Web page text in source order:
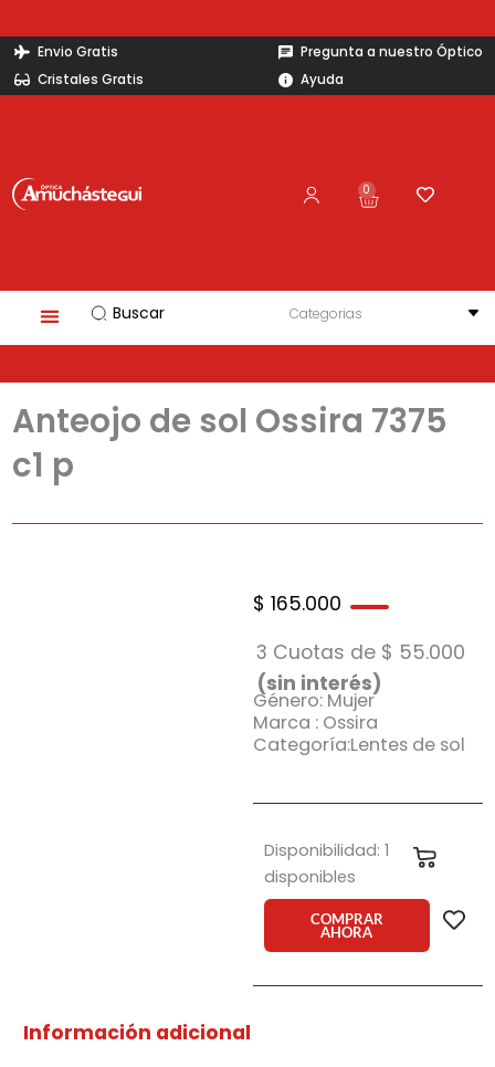
al
contenido
Envio Gratis
Cristales Gratis
Pregunta a nuestro Óptico
Ayuda
0
Carrito
Search
Anteojo de sol Ossira 7375
c1 p
$ 165.000
3 Cuotas de $ 55.000
(sin interés)
Género: Mujer
Marca : Ossira
Categoría:Lentes de sol
Disponibilidad: 1
disponibles
Anteojo
de
Ossira
c1
p
COMPRAR
AHORA
Información adicional